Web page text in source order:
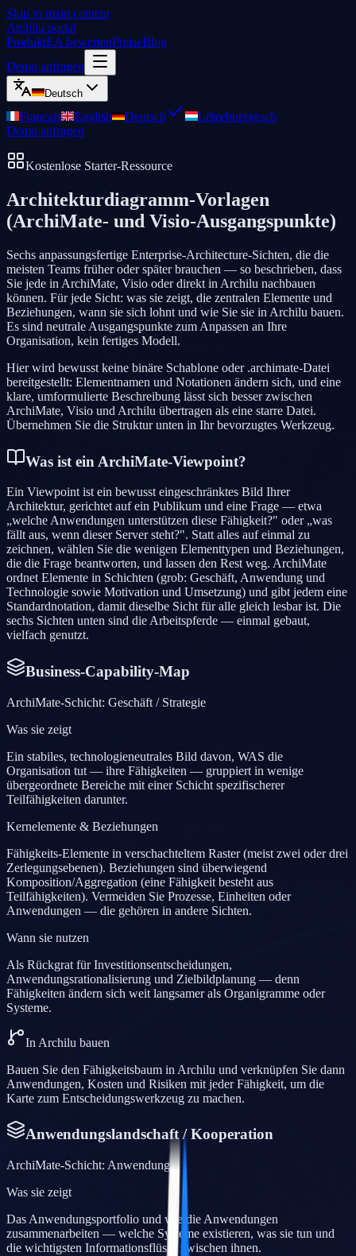
Skip to main content
Archilu portal
ProduktEA bewertenPreiseBlog
Demo anfragen
Deutsch
Français English Deutsch
Lëtzebuergesch
Demo anfragen
Kostenlose Starter-Ressource
Architekturdiagramm-Vorlagen
(ArchiMate- und Visio-Ausgangspunkte)
Sechs anpassungsfertige Enterprise-Architecture-Sichten, die die
meisten Teams früher oder später brauchen — so beschrieben, dass
Sie jede in ArchiMate, Visio oder direkt in Archilu nachbauen
können. Für jede Sicht: was sie zeigt, die zentralen Elemente und
Beziehungen, wann sie sich lohnt und wie Sie sie in Archilu bauen.
Es sind neutrale Ausgangspunkte zum Anpassen an Ihre
Organisation, kein fertiges Modell.
Hier wird bewusst keine binäre Schablone oder .archimate-Datei
bereitgestellt: Elementnamen und Notationen ändern sich, und eine
klare, umformulierte Beschreibung lässt sich besser zwischen
ArchiMate, Visio und Archilu übertragen als eine starre Datei.
Übernehmen Sie die Struktur unten in Ihr bevorzugtes Werkzeug.
Was ist ein ArchiMate-Viewpoint?
Ein Viewpoint ist ein bewusst eingeschränktes Bild Ihrer
Architektur, gerichtet auf ein Publikum und eine Frage — etwa
„welche Anwendungen unterstützen diese Fähigkeit?" oder „was
fällt aus, wenn dieser Server steht?". Statt alles auf einmal zu
zeichnen, wählen Sie die wenigen Elementtypen und Beziehungen,
die die Frage beantworten, und lassen den Rest weg. ArchiMate
ordnet Elemente in Schichten (grob: Geschäft, Anwendung und
Technologie sowie Motivation und Umsetzung) und gibt jedem eine
Standardnotation, damit dieselbe Sicht für alle gleich lesbar ist. Die
sechs Sichten unten sind die Arbeitspferde — einmal gebaut,
vielfach genutzt.
Business-Capability-Map
ArchiMate-Schicht: Geschäft / Strategie
Was sie zeigt
Ein stabiles, technologieneutrales Bild davon, WAS die
Organisation tut — ihre Fähigkeiten — gruppiert in wenige
übergeordnete Bereiche mit einer Schicht spezifischerer
Teilfähigkeiten darunter.
Kernelemente & Beziehungen
Fähigkeits-Elemente in verschachteltem Raster (meist zwei oder drei
Zerlegungsebenen). Beziehungen sind überwiegend
Komposition/Aggregation (eine Fähigkeit besteht aus
Teilfähigkeiten). Vermeiden Sie Prozesse, Einheiten oder
Anwendungen — die gehören in andere Sichten.
Wann sie nutzen
Als Rückgrat für Investitionsentscheidungen,
Anwendungsrationalisierung und Zielbildplanung — denn
Fähigkeiten ändern sich weit langsamer als Organigramme oder
Systeme.
In Archilu bauen
Bauen Sie den Fähigkeitsbaum in Archilu und verknüpfen Sie dann
Anwendungen, Kosten und Risiken mit jeder Fähigkeit, um die
Karte zum Entscheidungswerkzeug zu machen.
Anwendungslandschaft / Kooperation
ArchiMate-Schicht: Anwendung
Was sie zeigt
Das Anwendungsportfolio und wie die Anwendungen
zusammenarbeiten — welche Systeme existieren, was sie tun und
die wichtigsten Informationsflüsse zwischen ihnen.